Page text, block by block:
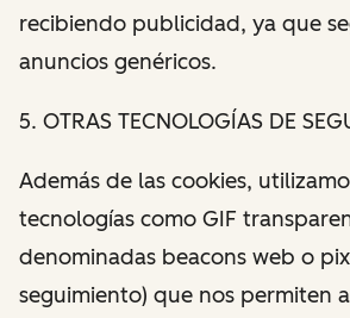
recibiendo publicidad, ya que
anuncios genéricos.
5. OTRAS TECNOLOGÍAS DE
Además de las cookies,
tecnologías como GIF
denominadas beacons web o
seguimiento) que nos permiten